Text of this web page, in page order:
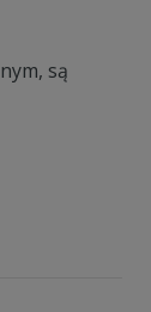
są